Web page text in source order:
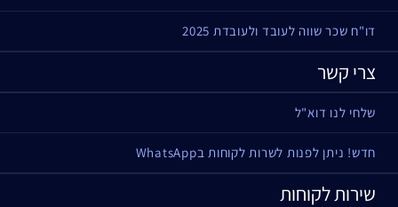
דו"ח שכר שווה לעובד ולעובדת 2025
צרי קשר
שלחי לנו דוא"ל
חדש! ניתן לפנות לשרות לקוחות בWhatsApp
שירות לקוחות